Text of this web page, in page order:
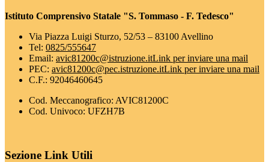
Istituto Comprensivo Statale "S. Tommaso - F. Tedesco"
Via Piazza Luigi Sturzo, 52/53 – 83100 Avellino
Tel: 0825/555647
Email: avic81200c@istruzione.itLink per inviare una mail
PEC: avic81200c@pec.istruzione.itLink per inviare una mail
C.F.: 92046460645
Cod. Meccanografico: AVIC81200C
Cod. Univoco: UFZH7B
Sezione Link Utili